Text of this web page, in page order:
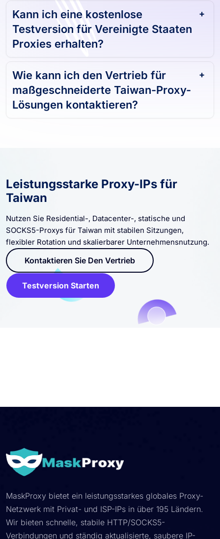
Kann ich eine kostenlose
Testversion für Vereinigte Staaten
Proxies erhalten?
Wie kann ich den Vertrieb für
maßgeschneiderte Taiwan-Proxy-
Lösungen kontaktieren?
Leistungsstarke Proxy-IPs für
Taiwan
Nutzen Sie Residential-, Datacenter-, statische und
SOCKS5-Proxys für Taiwan mit stabilen Sitzungen,
flexibler Rotation und skalierbarer Unternehmensnutzung.
Kontaktieren Sie Den Vertrieb
Testversion Starten
MaskProxy bietet ein leistungsstarkes globales Proxy-
Netzwerk mit Privat- und ISP-IPs in über 195 Ländern.
Wir bieten schnelle, stabile HTTP/SOCKS5-
Verbindungen und ständig aktualisierte, saubere IP-